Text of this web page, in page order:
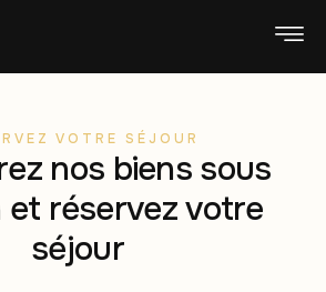
VOTRE SÉJOUR
nos biens sous
et réservez votre
séjour